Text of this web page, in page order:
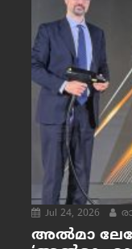
Jul 24, 2026
അൽമാ